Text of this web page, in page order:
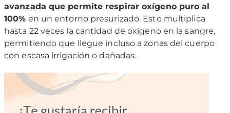
avanzada que permite respirar oxígeno puro al
100% en un entorno presurizado. Esto multiplica
hasta 22 veces la cantidad de oxígeno en la sangre,
permitiendo que llegue incluso a zonas del cuerpo
con escasa irrigación o dañadas.